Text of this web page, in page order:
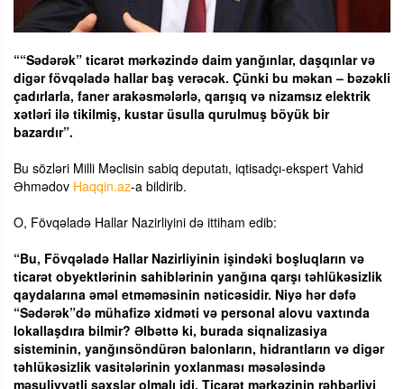
““Sədərək” ticarət mərkəzində daim yanğınlar, daşqınlar və
digər fövqəladə hallar baş verəcək. Çünki bu məkan – bəzəkli
çadırlarla, faner arakəsmələrlə, qarışıq və nizamsız elektrik
xətləri ilə tikilmiş, kustar üsulla qurulmuş böyük bir
bazardır”.
Bu sözləri Milli Məclisin sabiq deputatı, iqtisadçı-ekspert Vahid
Əhmədov Haqqin.az-a bildirib.
O, Fövqəladə Hallar Nazirliyini də ittiham edib:
“Bu, Fövqəladə Hallar Nazirliyinin işindəki boşluqların və
ticarət obyektlərinin sahiblərinin yanğına qarşı təhlükəsizlik
qaydalarına əməl etməməsinin nəticəsidir. Niyə hər dəfə
“Sədərək”də mühafizə xidməti və personal alovu vaxtında
lokallaşdıra bilmir? Əlbəttə ki, burada siqnalizasiya
sisteminin, yanğınsöndürən balonların, hidrantların və digər
təhlükəsizlik vasitələrinin yoxlanması məsələsində
məsuliyyətli şəxslər olmalı idi. Ticarət mərkəzinin rəhbərliyi